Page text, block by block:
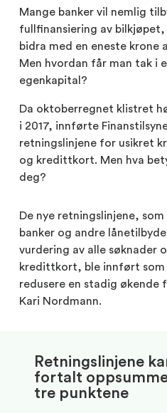
Mange banker vil nemlig
fullfinansiering av
bidra med en eneste krone
Men hvordan får man tak i
egenkapital?
Da oktoberregnet klistret
i 2017, innførte
retningslinjene for usikret
og kredittkort. Men hva
deg?
De nye retningslinjene,
banker og andre
vurdering av alle søknader
kredittkort, ble innført som
redusere en stadig økende
Kari Nordmann.
Retningslinjene
fortalt
tre punktene